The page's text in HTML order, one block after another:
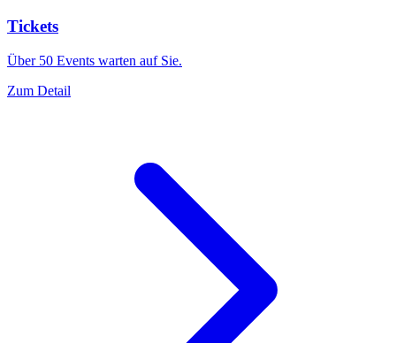
Tickets
Über 50 Events warten auf Sie.
Zum Detail